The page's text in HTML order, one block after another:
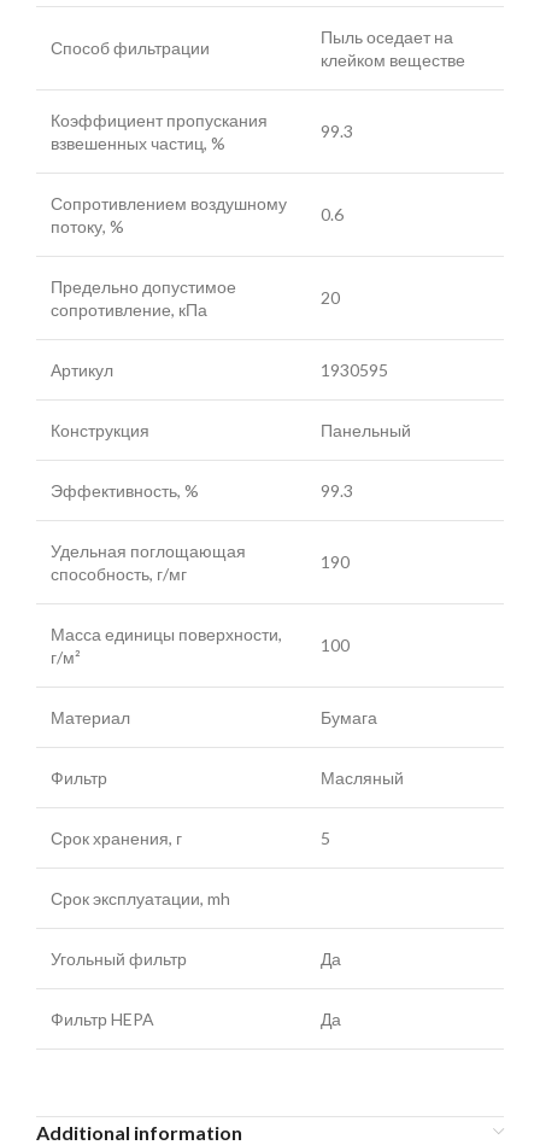
Способ фильтрации
Пыль оседает на
клейком веществе
Коэффициент пропускания
взвешенных частиц, %
99.3
Сопротивлением воздушному
потоку, %
0.6
Предельно допустимое
сопротивление, кПа
20
Артикул 1930595
Конструкция Панельный
Эффективность, % 99.3
Удельная поглощающая
способность, г/мг
190
Масса единицы поверхности,
г/м²
100
Материал Бумага
Фильтр Масляный
Срок хранения, г 5
Срок эксплуатации, mh
Угольный фильтр Да
Фильтр HEPA Да
Additional information